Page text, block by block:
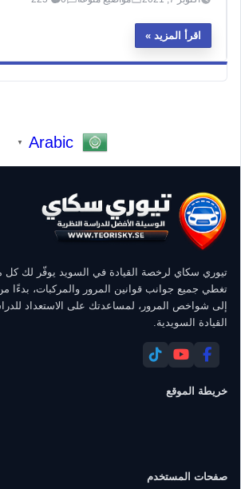
اقرأ المزيد
Arabic
▼
تيوري سكاي لرخصة القيادة في السويد يوفّر لك
تغطي جميع جوانب قوانين المرور والمركبات، بدءًا
إلى شواخص المرور، لمساعدتك على الاستعداد
القيادة السويدية.
خريطة الموقع
صفحات المستخدم